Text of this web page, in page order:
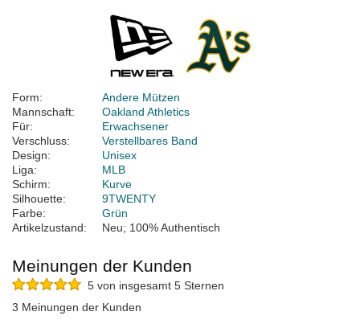
Form:
Andere Mützen
Mannschaft:
Oakland Athletics
Für:
Erwachsener
Verschluss:
Verstellbares Band
Design:
Unisex
Liga:
MLB
Schirm:
Kurve
Silhouette:
9TWENTY
Farbe:
Grün
Artikelzustand:
Neu; 100% Authentisch
Meinungen der Kunden
5 von insgesamt 5 Sternen
3 Meinungen der Kunden